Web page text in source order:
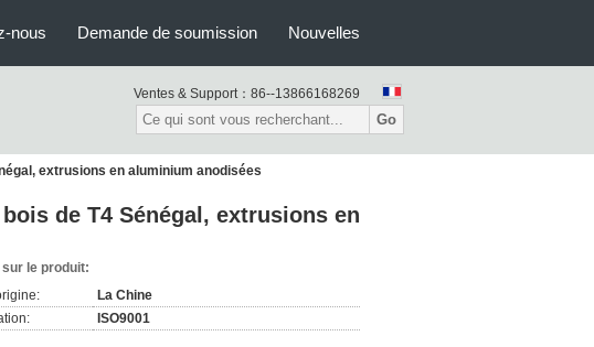
nous Demande de soumission Nouvelles
Ventes & Support： 86--13866168269
Go
extrusions en aluminium anodisées
de T4 Sénégal, extrusions en
sur le produit:
La Chine
ISO9001